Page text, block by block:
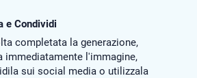
e Condividi
completata la generazione,
immediatamente l'immagine,
sui social media o utilizzala